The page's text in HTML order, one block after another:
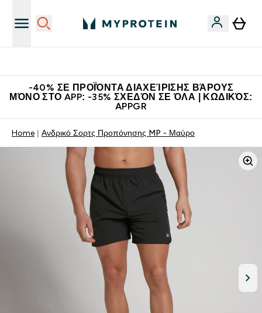
-40% ΣΕ ΠΡΟΪΌΝΤΑ ΔΙΑΧΕΊΡΙΣΗΣ ΒΆΡΟΥΣ
ΜΌΝΟ ΣΤΟ APP: -35% ΣΧΕΔΌΝ ΣΕ ΌΛΑ | ΚΩΔΙΚΌΣ:
APPGR
Home Ανδρικό Σορτς Προπόνησης MP - Μαύρο